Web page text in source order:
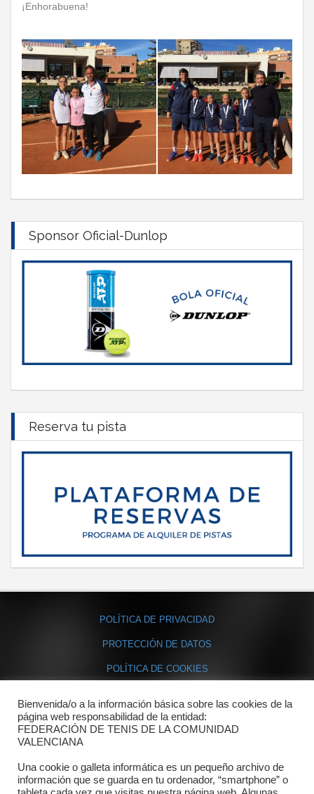
¡Enhorabuena!
Sponsor Oficial-Dunlop
Reserva tu pista
POLÍTICA DE PRIVACIDAD
PROTECCIÓN DE DATOS
POLÍTICA DE COOKIES
Contacto
Dónde estamos
Directorio departamentos
Horario
Bienvenida/o a la información básica sobre las cookies de la
página web responsabilidad de la entidad:
FEDERACIÓN DE TENIS DE LA COMUNIDAD
VALENCIANA
Una cookie o galleta informática es un pequeño archivo de
información que se guarda en tu ordenador, “smartphone” o